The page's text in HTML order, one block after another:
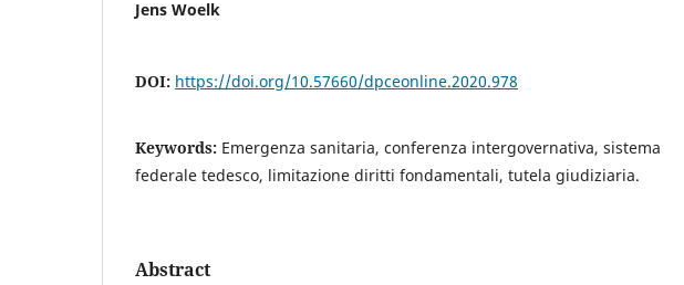
Jens Woelk
DOI: https://doi.org/10.57660/dpceonline.2020.978
Keywords: Emergenza sanitaria, conferenza intergovernativa, sistema
federale tedesco, limitazione diritti fondamentali, tutela giudiziaria.
Abstract